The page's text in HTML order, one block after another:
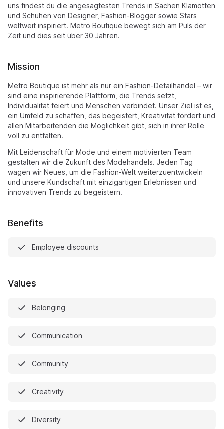
uns findest du die angesagtesten Trends in Sachen Klamotten
und Schuhen von Designer, Fashion-Blogger sowie Stars
weltweit inspiriert. Metro Boutique bewegt sich am Puls der
Zeit und dies seit über 30 Jahren.
Mission
Metro Boutique ist mehr als nur ein Fashion-Detailhandel – wir
sind eine inspirierende Plattform, die Trends setzt,
Individualität feiert und Menschen verbindet. Unser Ziel ist es,
ein Umfeld zu schaffen, das begeistert, Kreativität fördert und
allen Mitarbeitenden die Möglichkeit gibt, sich in ihrer Rolle
voll zu entfalten.
Mit Leidenschaft für Mode und einem motivierten Team
gestalten wir die Zukunft des Modehandels. Jeden Tag
wagen wir Neues, um die Fashion-Welt weiterzuentwickeln
und unsere Kundschaft mit einzigartigen Erlebnissen und
innovativen Trends zu begeistern.
Benefits
Employee discounts
Values
Belonging
Communication
Community
Creativity
Diversity